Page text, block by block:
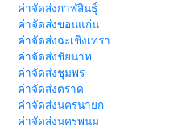
ค่าจัดส่งกาฬสินธุ์
ค่าจัดส่งขอนแก่น
ค่าจัดส่งฉะเชิงเทรา
ค่าจัดส่งชัยนาท
ค่าจัดส่งชุมพร
ค่าจัดส่งตราด
ค่าจัดส่งนครนายก
ค่าจัดส่งนครพนม